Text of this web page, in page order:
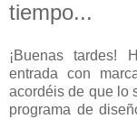
tiempo...
¡Buenas tardes!
entrada con
acordéis de que lo
programa de